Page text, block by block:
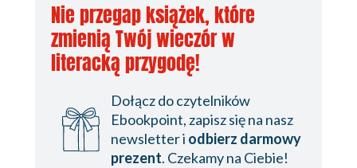
Nie przegap książek, które
zmienią Twój wieczór w
literacką przygodę!
Dołącz do czytelników
Ebookpoint, zapisz się na nasz
newsletter i odbierz darmowy
prezent. Czekamy na Ciebie!